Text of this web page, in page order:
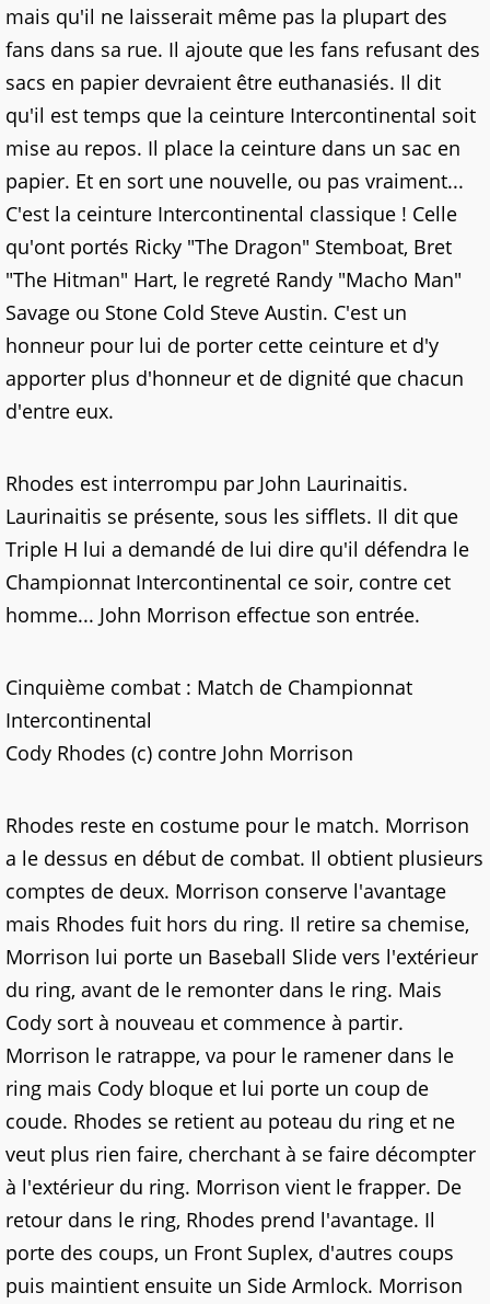
mais qu'il ne laisserait même pas la plupart des
fans dans sa rue. Il ajoute que les fans refusant des
sacs en papier devraient être euthanasiés. Il dit
qu'il est temps que la ceinture Intercontinental soit
mise au repos. Il place la ceinture dans un sac en
papier. Et en sort une nouvelle, ou pas vraiment...
C'est la ceinture Intercontinental classique ! Celle
qu'ont portés Ricky "The Dragon" Stemboat, Bret
"The Hitman" Hart, le regreté Randy "Macho Man"
Savage ou Stone Cold Steve Austin. C'est un
honneur pour lui de porter cette ceinture et d'y
apporter plus d'honneur et de dignité que chacun
d'entre eux.
Rhodes est interrompu par John Laurinaitis.
Laurinaitis se présente, sous les sifflets. Il dit que
Triple H lui a demandé de lui dire qu'il défendra le
Championnat Intercontinental ce soir, contre cet
homme... John Morrison effectue son entrée.
Cinquième combat : Match de Championnat
Intercontinental
Cody Rhodes (c) contre John Morrison
Rhodes reste en costume pour le match. Morrison
a le dessus en début de combat. Il obtient plusieurs
comptes de deux. Morrison conserve l'avantage
mais Rhodes fuit hors du ring. Il retire sa chemise,
Morrison lui porte un Baseball Slide vers l'extérieur
du ring, avant de le remonter dans le ring. Mais
Cody sort à nouveau et commence à partir.
Morrison le ratrappe, va pour le ramener dans le
ring mais Cody bloque et lui porte un coup de
coude. Rhodes se retient au poteau du ring et ne
veut plus rien faire, cherchant à se faire décompter
à l'extérieur du ring. Morrison vient le frapper. De
retour dans le ring, Rhodes prend l'avantage. Il
porte des coups, un Front Suplex, d'autres coups
puis maintient ensuite un Side Armlock. Morrison